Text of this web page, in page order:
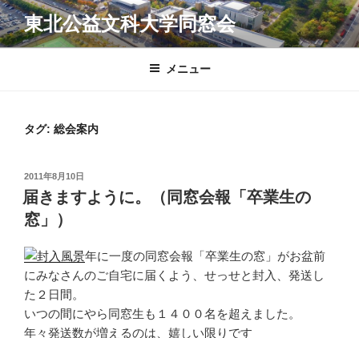
コ
ン
テ
東北公益文科大学同窓会
メニュー
タグ: 総会案内
投
稿
日:
2011年8月10日
届きますように。（同窓会報「卒業生の
窓」）
年に一度の同窓会報「卒業生の窓」がお盆前
にみなさんのご自宅に届くよう、せっせと封入、発送し
た２日間。
いつの間にやら同窓生も１４００名を超えました。
年々発送数が増えるのは、嬉しい限りです